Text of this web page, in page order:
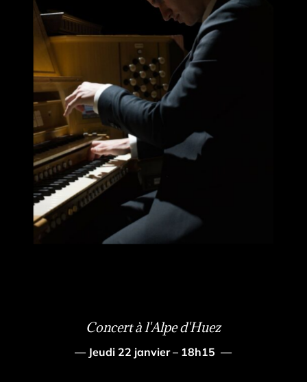
Concert à l'Alpe d'Huez
— Jeudi 22 janvier – 18h15 —
— Samedi 24 janvier – 16h30 —